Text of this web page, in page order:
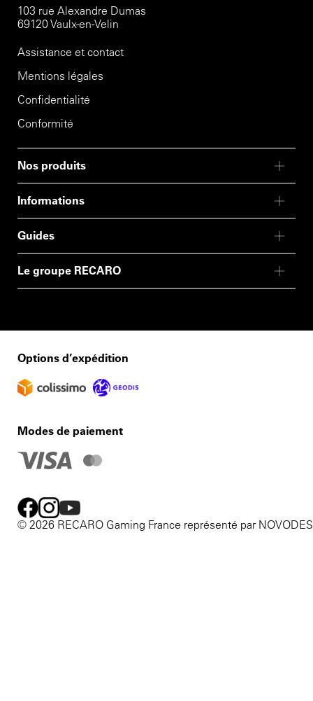
103 rue Alexandre Dumas
69120 Vaulx-en-Velin
Assistance et contact
Mentions légales
Confidentialité
Conformité
Nos produits
Informations
Guides
Le groupe RECARO
Options d’expédition
Modes de paiement
© 2026 RECARO Gaming France représenté par